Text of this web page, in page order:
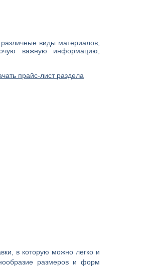
виды материалов,
важную информацию,
прайс-лист раздела
в которую можно легко и
размеров и форм